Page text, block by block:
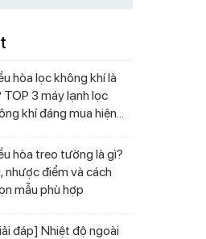
hòa lọc không khí là
TOP 3 máy lạnh lọc
khí đáng mua hiện
hòa treo tường là gì?
nhược điểm và cách
mẫu phù hợp
đáp] Nhiệt độ ngoài